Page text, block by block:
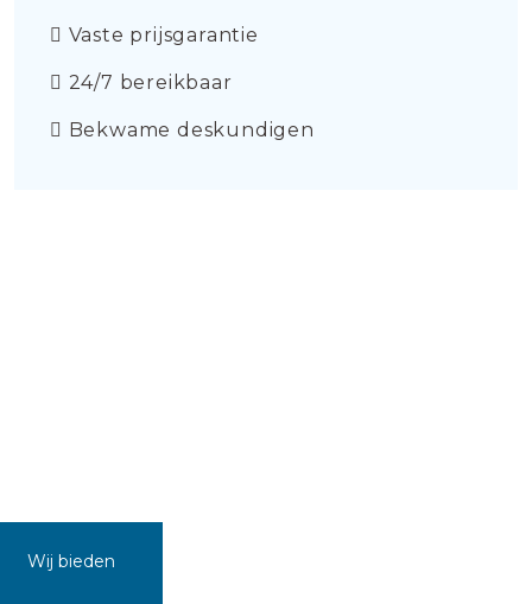
Vaste prijsgarantie
24/7 bereikbaar
Bekwame deskundigen
Wij bieden